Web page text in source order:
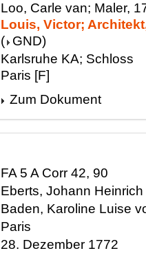
Loo, Carle van; Maler,
Louis, Victor;
( GND)
Karlsruhe KA; Schloss
Paris [F]
Zum Dokument
FA 5 A Corr 42, 90
Eberts, Johann Heinrich
Baden, Karoline Luise
Paris
28. Dezember 1772